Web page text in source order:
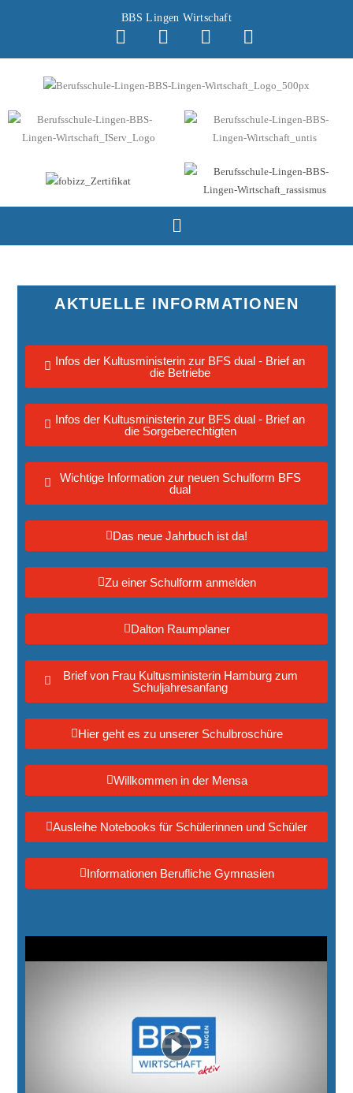
BBS Lingen Wirtschaft
AKTUELLE INFORMATIONEN
Infos der Kultusministerin zur BFS dual - Brief an
die Betriebe
Infos der Kultusministerin zur BFS dual - Brief an
die Sorgeberechtigten
Wichtige Information zur neuen Schulform BFS
dual
Das neue Jahrbuch ist da!
Zu einer Schulform anmelden
Dalton Raumplaner
Brief von Frau Kultusministerin Hamburg zum
Schuljahresanfang
Hier geht es zu unserer Schulbroschüre
Willkommen in der Mensa
Ausleihe Notebooks für Schülerinnen und Schüler
Informationen Berufliche Gymnasien